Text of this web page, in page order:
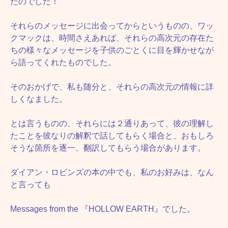
それらのメッセージに出会ってからというものの、ワッ
クマックは、時間さえあれば、それらの高次元の存在た
ちの様々なメッセージを子供のごとくに目を輝かせなが
ら語ってくれたものでした。
そのおかげで、私も随分と、それらの高次元の情報に詳
しくなました。
とは言うものの、それらには２通りあって、彼の理解し
たことを彼なりの解釈で話してもらく場合と、おもしろ
そうな箇所を逐一、翻訳してもらう場合があります。
ダイアン・ロビンズの本の中でも、私のお好みは、なん
と言っても
Messages from the 『HOLLOW EARTH』でした。